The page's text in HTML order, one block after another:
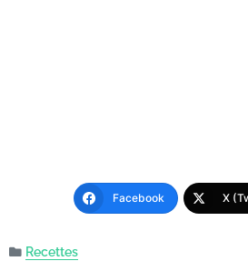
Facebook X
Recettes